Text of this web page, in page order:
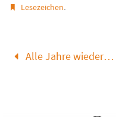
Lesezeichen.
Alle Jahre wieder…